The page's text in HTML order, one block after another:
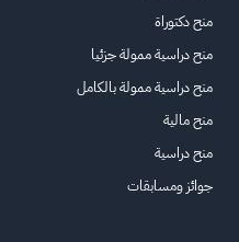
منح دكتوراة
منح دراسية ممولة جزئيا
منح دراسية ممولة بالكامل
منح مالية
منح دراسية
جوائز ومسابقات